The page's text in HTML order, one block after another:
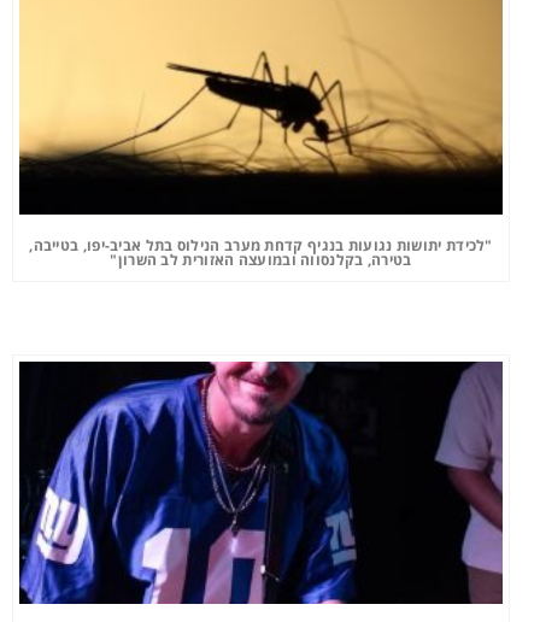
"לכידת יתושות נגועות בנגיף קדחת מערב הנילוס בתל אביב-יפו, בטייבה,
בטירה, בקלנסווה ובמועצה האזורית לב השרון"